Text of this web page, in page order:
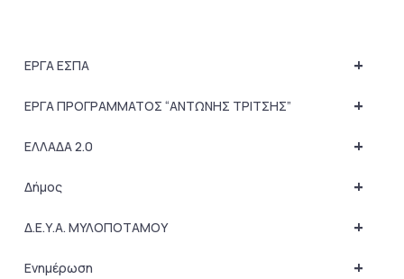
+
ΕΡΓΑ ΕΣΠΑ
+
ΕΡΓΑ ΠΡΟΓΡΑΜΜΑΤΟΣ “ΑΝΤΩΝΗΣ ΤΡΙΤΣΗΣ”
+
ΕΛΛΑΔΑ 2.0
+
Δήμος
+
Δ.Ε.Υ.Α. ΜΥΛΟΠΟΤΑΜΟΥ
+
Ενημέρωση